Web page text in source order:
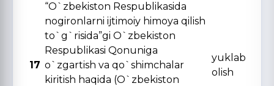
17
“O`zbekiston Respublikasida
nogironlarni ijtimoiy himoya qilish
to`g`risida”gi O`zbekiston
Respublikasi Qonuniga
o`zgartish va qo`shimchalar
kiritish haqida (O`zbekiston
yuklab
olish